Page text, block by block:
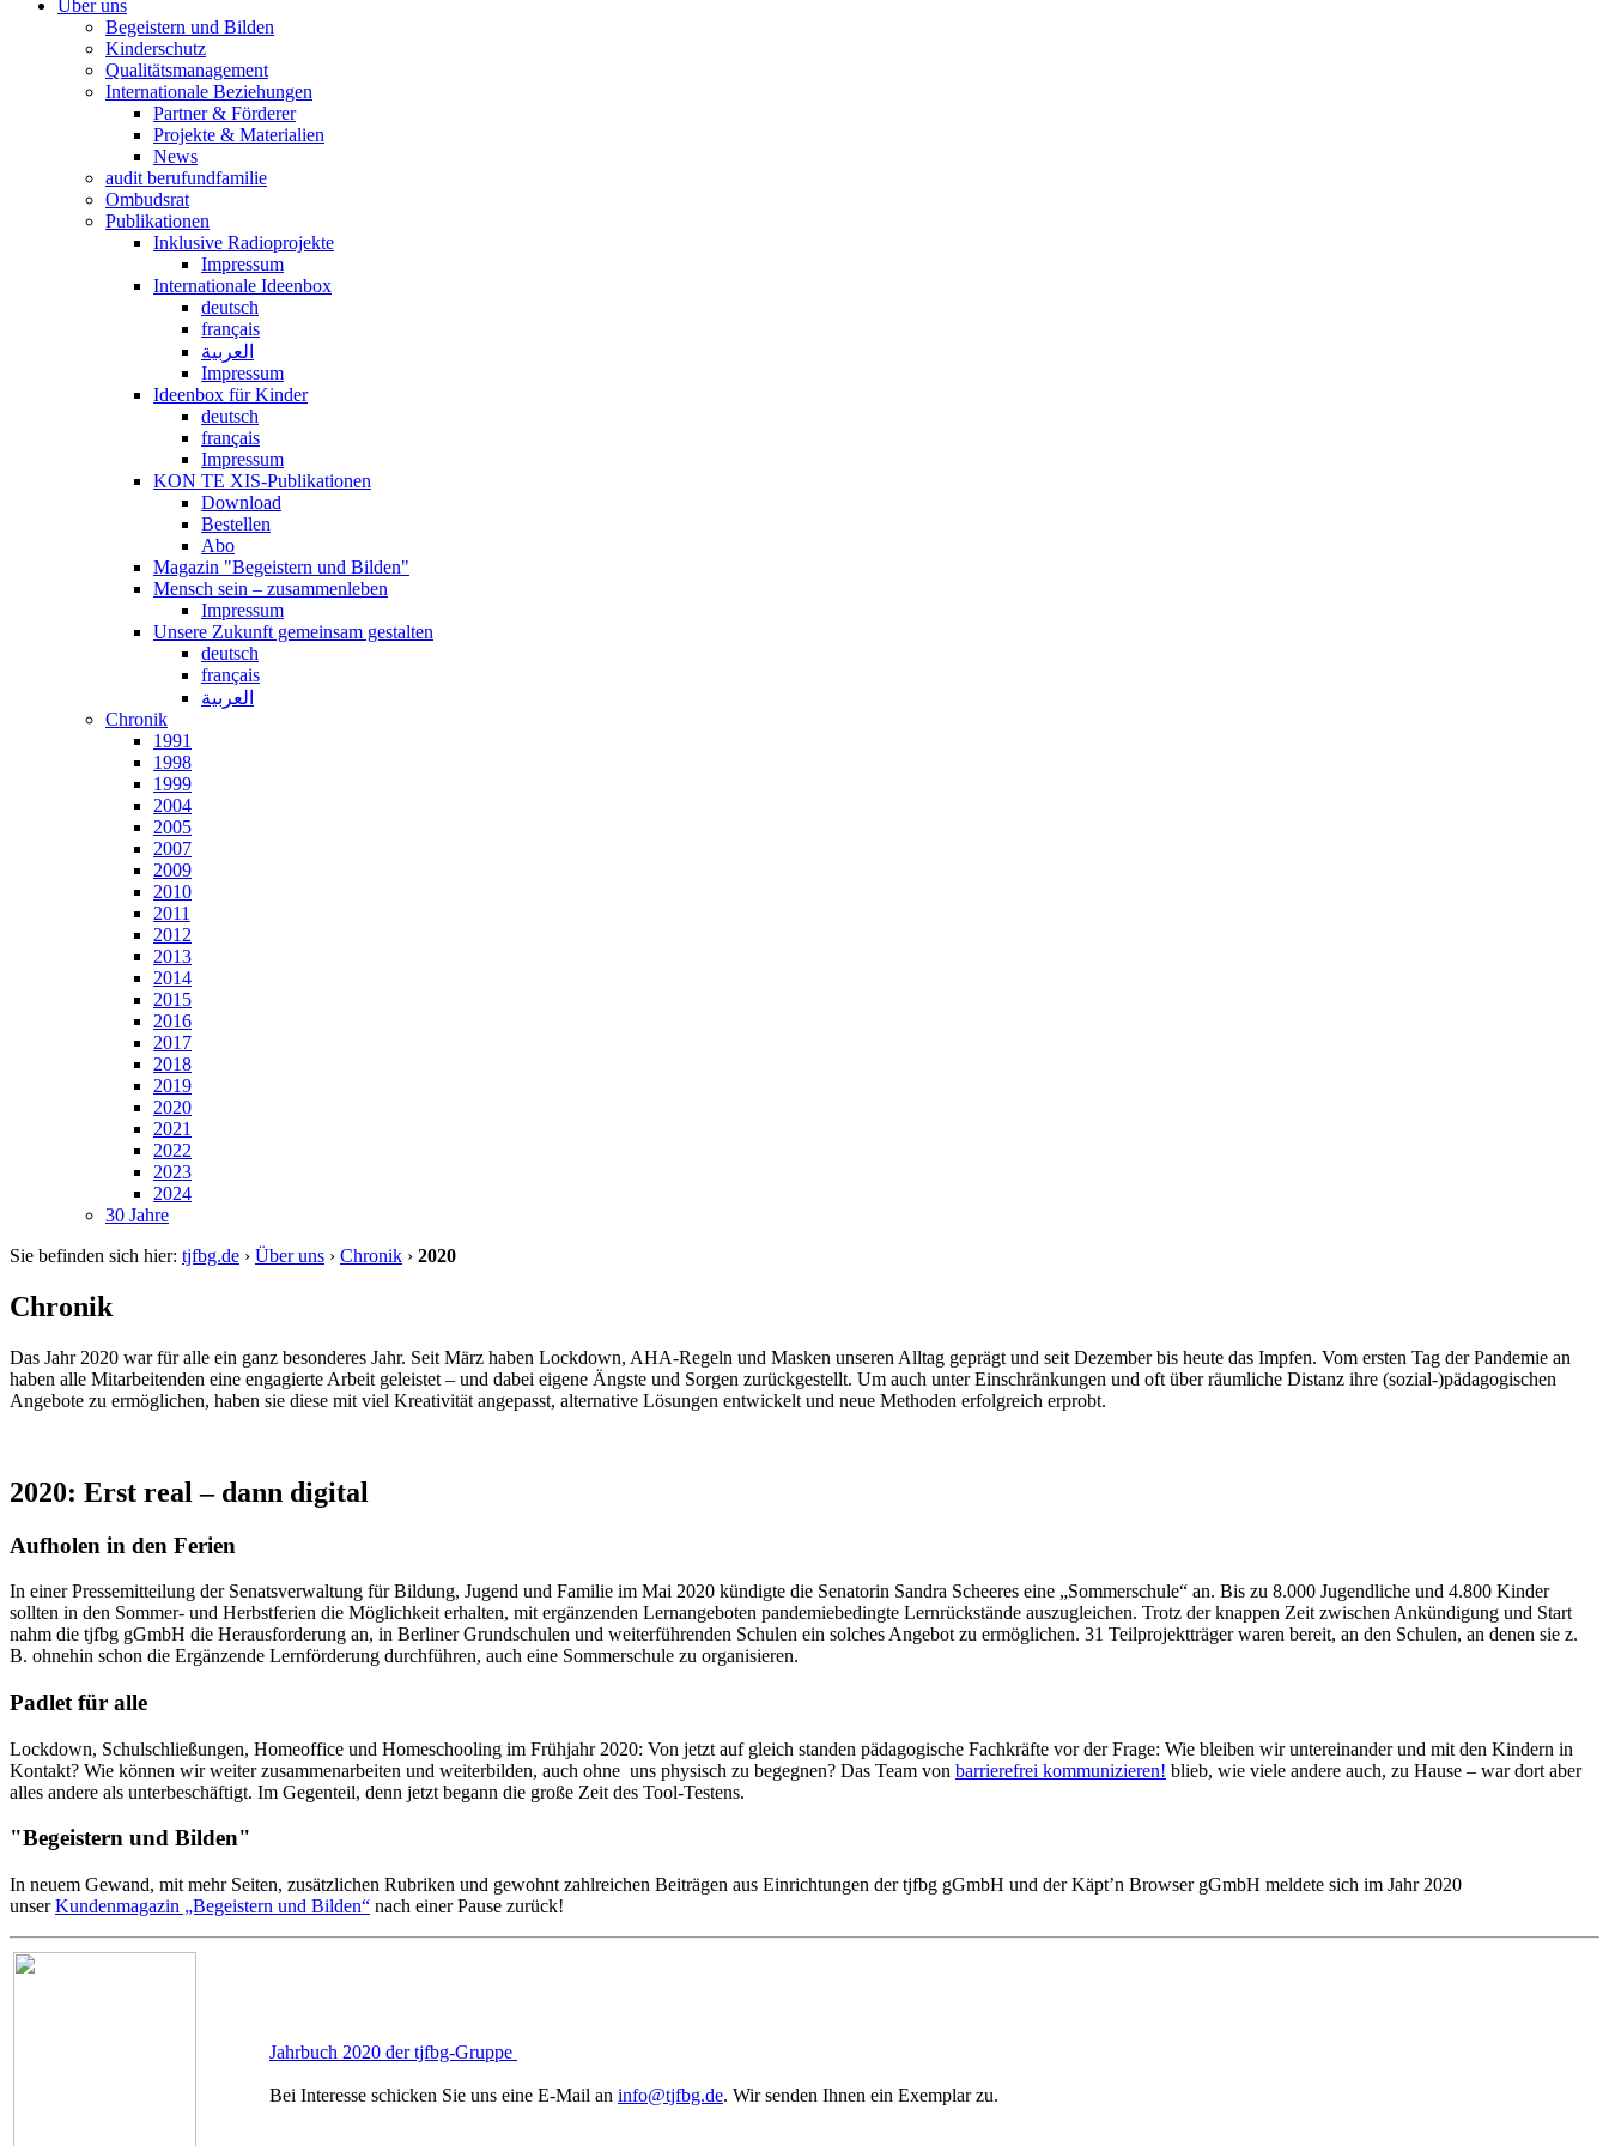
Über uns
Begeistern und Bilden
Kinderschutz
Qualitätsmanagement
Internationale Beziehungen
Partner & Förderer
Projekte & Materialien
News
audit berufundfamilie
Ombudsrat
Publikationen
Inklusive Radioprojekte
Impressum
Internationale Ideenbox
deutsch
français
العربية
Impressum
Ideenbox für Kinder
deutsch
français
Impressum
KON TE XIS-Publikationen
Download
Bestellen
Abo
Magazin "Begeistern und Bilden"
Mensch sein – zusammenleben
Impressum
Unsere Zukunft gemeinsam gestalten
deutsch
français
العربية
Chronik
1991
1998
1999
2004
2005
2007
2009
2010
2011
2012
2013
2014
2015
2016
2017
2018
2019
2020
2021
2022
2023
2024
30 Jahre
Sie befinden sich hier: tjfbg.de › Über uns › Chronik › 2020
Chronik
Das Jahr 2020 war für alle ein ganz besonderes Jahr. Seit März haben Lockdown, AHA-Regeln und Masken unseren Alltag geprägt und seit Dezember bis heute das Impfen. Vom ersten Tag der Pandemie an
haben alle Mitarbeitenden eine engagierte Arbeit geleistet – und dabei eigene Ängste und Sorgen zurückgestellt. Um auch unter Einschränkungen und oft über räumliche Distanz ihre (sozial-)pädagogischen
Angebote zu ermöglichen, haben sie diese mit viel Kreativität angepasst, alternative Lösungen entwickelt und neue Methoden erfolgreich erprobt.
2020: Erst real – dann digital
Aufholen in den Ferien
In einer Pressemitteilung der Senatsverwaltung für Bildung, Jugend und Familie im Mai 2020 kündigte die Senatorin Sandra Scheeres eine „Sommerschule“ an. Bis zu 8.000 Jugendliche und 4.800 Kinder
sollten in den Sommer- und Herbstferien die Möglichkeit erhalten, mit ergänzenden Lernangeboten pandemiebedingte Lernrückstände auszugleichen. Trotz der knappen Zeit zwischen Ankündigung und Start
nahm die tjfbg gGmbH die Herausforderung an, in Berliner Grundschulen und weiterführenden Schulen ein solches Angebot zu ermöglichen. 31 Teilprojektträger waren bereit, an den Schulen, an denen sie z.
B. ohnehin schon die Ergänzende Lernförderung durchführen, auch eine Sommerschule zu organisieren.
Padlet für alle
Lockdown, Schulschließungen, Homeoffice und Homeschooling im Frühjahr 2020: Von jetzt auf gleich standen pädagogische Fachkräfte vor der Frage: Wie bleiben wir untereinander und mit den Kindern in
Kontakt? Wie können wir weiter zusammenarbeiten und weiterbilden, auch ohne uns physisch zu begegnen? Das Team von barrierefrei kommunizieren! blieb, wie viele andere auch, zu Hause – war dort aber
alles andere als unterbeschäftigt. Im Gegenteil, denn jetzt begann die große Zeit des Tool-Testens.
"Begeistern und Bilden"
In neuem Gewand, mit mehr Seiten, zusätzlichen Rubriken und gewohnt zahlreichen Beiträgen aus Einrichtungen der tjfbg gGmbH und der Käpt’n Browser gGmbH meldete sich im Jahr 2020
unserKundenmagazin „Begeistern und Bilden“ nach einer Pause zurück!
Jahrbuch 2020 der tjfbg-Gruppe
Bei Interesse schicken Sie uns eine E-Mail an info@tjfbg.de. Wir senden Ihnen ein Exemplar zu.